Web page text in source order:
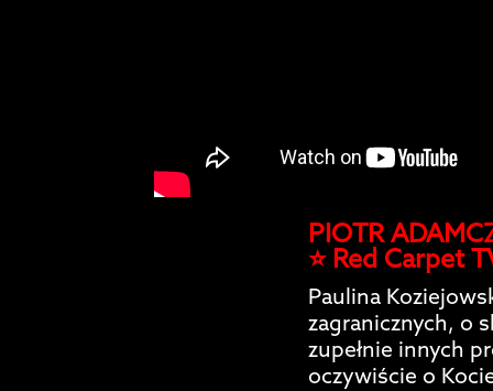
PIOTR
⭐️ Red Carpet
Paulina
zagranicznych, o
zupełnie innych
oczywiście o